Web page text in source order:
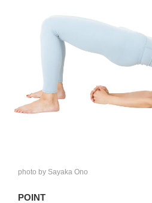
photo by Sayaka Ono
POINT